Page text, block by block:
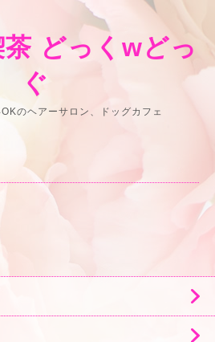
どっくwどっ
ぐ
のヘアーサロン、ドッグカフェ